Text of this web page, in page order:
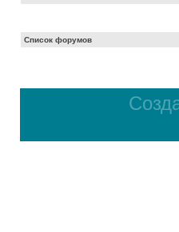
Список форумов